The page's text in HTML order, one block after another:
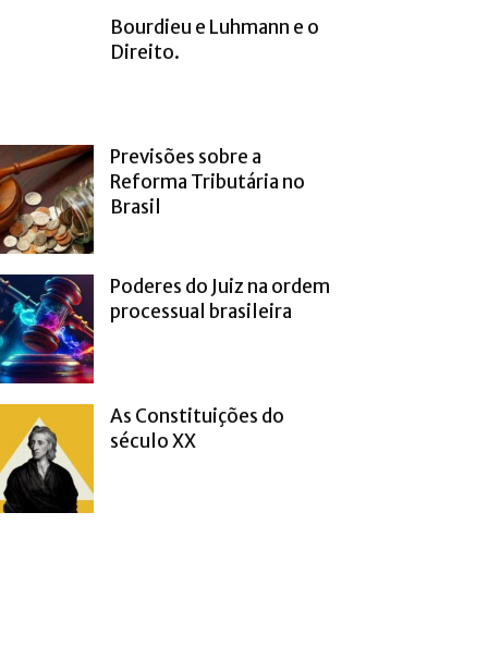
Bourdieu e Luhmann e o
Direito.
Previsões sobre a
Reforma Tributária no
Brasil
Poderes do Juiz na ordem
processual brasileira
As Constituições do
século XX